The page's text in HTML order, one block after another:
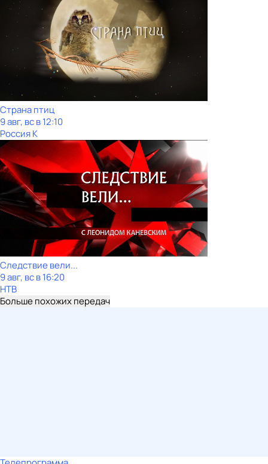
Страна птиц
9 авг, вс в 12:10
Россия К
Следствие вели...
9 авг, вс в 16:20
НТВ
Больше похожих передач